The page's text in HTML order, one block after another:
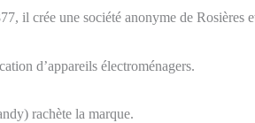
il crée une société anonyme de Rosières
d’appareils électroménagers.
rachète la marque.